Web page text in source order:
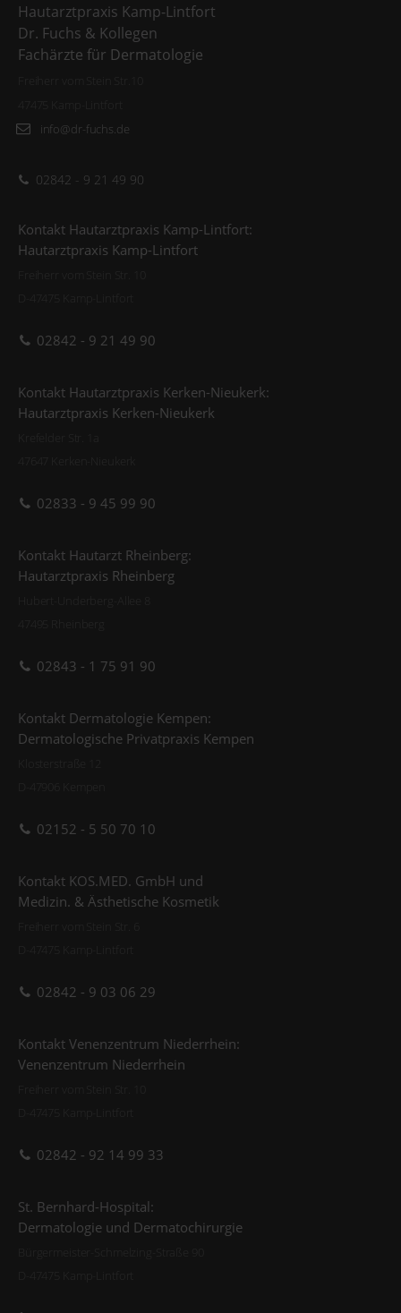
Hautarztpraxis Kamp-Lintfort
Dr. Fuchs & Kollegen
Fachärzte für Dermatologie
info@dr-fuchs.de
02842 - 9 21 49 90
Kontakt Hautarztpraxis Kamp-Lintfort:
Hautarztpraxis Kamp-Lintfort
02842 - 9 21 49 90
Kontakt Hautarztpraxis Kerken-Nieukerk:
Hautarztpraxis Kerken-Nieukerk
02833 - 9 45 99 90
Kontakt Hautarzt Rheinberg:
Hautarztpraxis Rheinberg
02843 - 1 75 91 90
Kontakt Dermatologie Kempen:
Dermatologische Privatpraxis Kempen
02152 - 5 50 70 10
Kontakt KOS.MED. GmbH und
Medizin. & Ästhetische Kosmetik
02842 - 9 03 06 29
Kontakt Venenzentrum Niederrhein:
Venenzentrum Niederrhein
02842 - 92 14 99 33
St. Bernhard-Hospital:
Dermatologie und Dermatochirurgie